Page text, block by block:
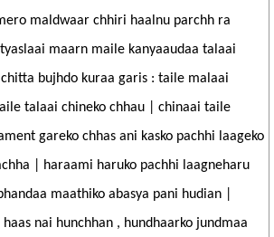
maldwaar chhiri haalnu parchh ra
maarn maile kanyaaudaa talaai
bujhdo kuraa garis : taile malaai
talaai chineko chhau | chinaai taile
gareko chhas ani kasko pachhi laageko
| haraami haruko pachhi laagneharu
maathiko abasya pani hudian |
haas nai hunchhan , hundhaarko jundmaa